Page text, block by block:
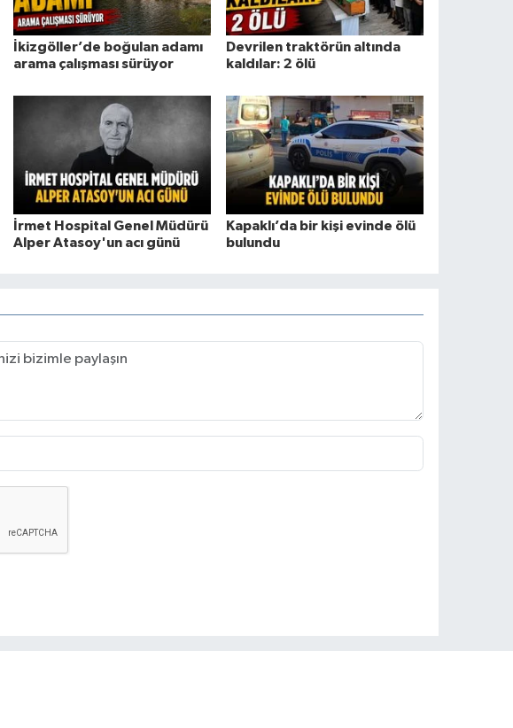
İkizgöller’de boğulan adamı
arama çalışması sürüyor
Devrilen traktörün altında
kaldılar: 2 ölü
İrmet Hospital Genel Müdürü
Alper Atasoy'un acı günü
Kapaklı’da bir kişi evinde ölü
bulundu